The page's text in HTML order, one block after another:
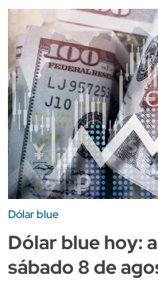
Dólar blue
Dólar blue hoy:
sábado 8 de